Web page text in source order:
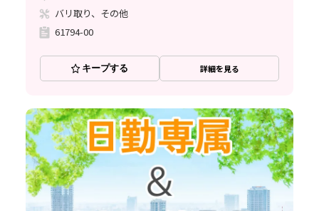
バリ取り、その他
61794-00
キープする 詳細を見る